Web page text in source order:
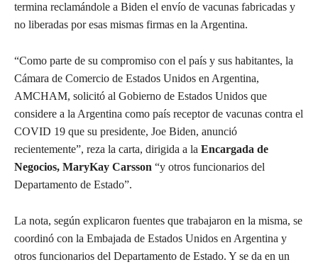
termina reclamándole a Biden el envío de vacunas fabricadas y
no liberadas por esas mismas firmas en la Argentina.
“Como parte de su compromiso con el país y sus habitantes, la
Cámara de Comercio de Estados Unidos en Argentina,
AMCHAM, solicitó al Gobierno de Estados Unidos que
considere a la Argentina como país receptor de vacunas contra el
COVID 19 que su presidente, Joe Biden, anunció
recientemente”, reza la carta, dirigida a la Encargada de
Negocios, MaryKay Carsson “y otros funcionarios del
Departamento de Estado”.
La nota, según explicaron fuentes que trabajaron en la misma, se
coordinó con la Embajada de Estados Unidos en Argentina y
otros funcionarios del Departamento de Estado. Y se da en un